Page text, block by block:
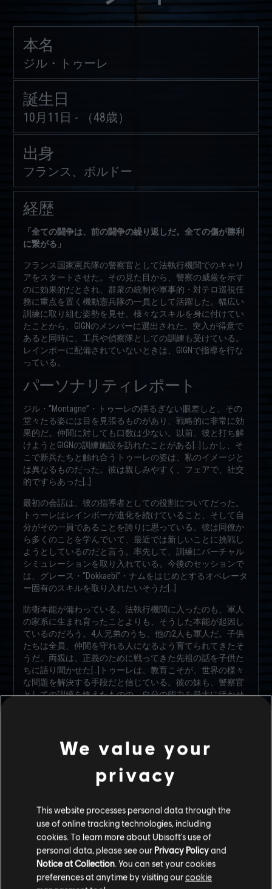
本名
ジル・トゥーレ
誕生日
10月11日 - （48歳）
出身
フランス、ボルドー
経歴
「全ての闘争は、前の闘争の繰り返しだ。全ての傷が勝利
に繋がる」
フランス国家憲兵隊の警察官として法執行機関でのキャリ
アをスタートさせた。その見た目から、警察の威厳を示す
のに効果的だとされ、群衆の統制や軍事的・対テロ巡視任
務に重点を置く機動憲兵隊の一員として活躍した。幅広い
訓練に取り組む姿勢を見せ、様々なスキルを身に付けてい
たことから、GIGNのメンバーに選出された。突入が得意で
あると同時に、工兵や偵察隊としての訓練も受けている。
レインボーに配備されていないときは、GIGNで指導を行な
っている。
パーソナリティレポート
ジル・“Montagne”・トゥーレの揺るぎない眼差しと、その
堂々たる姿には目を見張るものがあり、戦略的に非常に効
果的だ。仲間に対しても口数は少ない。以前、彼と打ち解
けようとGIGNの訓練施設を訪れたことがある[…]しかし、そ
こで新兵たちと触れ合うトゥーレの姿は、私のイメージと
は異なるものだった。彼は親しみやすく、フェアで、社交
的ですらあった[…]
最初の会話は、彼の指導者としての役割についてだった。
トゥーレはレインボーが進化を続けていること、そして自
分がその一員であることを誇りに思っている。彼は同僚か
ら多くのことを学んでいて、最近では新しいことに挑戦し
ようとしているのだと言う。率先して、訓練にバーチャル
シミュレーションを取り入れている。今後のセッションで
は、グレース・“Dokkaebi”・ナムをはじめとするオペレータ
ー固有のスキルを取り入れたいそうだ[…]
防衛本能が備わっている。法執行機関に入ったのも、軍人
の家系に生まれ育ったことよりも、そうした本能が起因し
ているのだろう。4人兄弟のうち、他の2人も軍人だ。子供
たちは全員、仲間を守れる人になるよう育てられてきたそ
うだ。両親は、正義のために戦ってきた先祖の話を子供た
ちに語り聞かせた[…]トゥーレは、教育こそが、世界の様々
な問題を解決する手段だと信じている。彼の妹も、警察官
としての訓練を終えたものの、自分の能力を最大に活かせ
自分の役割に疑問を抱いていると伝えられたときは驚いて
しまった。オペレーターの多くは、複数の言語を操ること
は受けていないものの、このような弱点が彼の身を脅かす
場合もある。たった1つでいいから何かしらの言語を学ぶよ
を会話に混ぜるように頼んでおいた。上手く行けば、彼が
周りに試されていると感じることもなくなり、よりグルー
プに溶け込めるはずだ
-- DR.ハリシュヴァ・“Harry”・パンデー。レインボー・ディ
We value your
privacy
This website processes personal data through the
use of online tracking technologies, including
cookies. To learn more about Ubisoft's use of
personal data, please see our Privacy Policyand
Notice at Collection. You can set your cookies
preferences at anytime by visiting ourcookie